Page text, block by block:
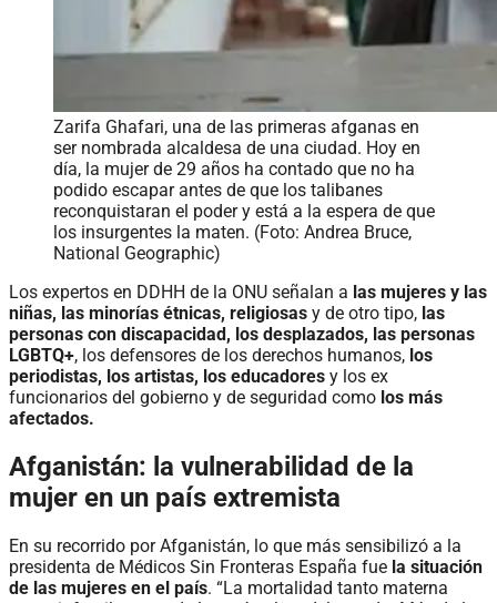
Zarifa Ghafari, una de las primeras afganas en
ser nombrada alcaldesa de una ciudad. Hoy en
día, la mujer de 29 años ha contado que no ha
podido escapar antes de que los talibanes
reconquistaran el poder y está a la espera de que
los insurgentes la maten. (Foto: Andrea Bruce,
National Geographic)
Los expertos en DDHH de la ONU señalan a las mujeres y las
niñas, las minorías étnicas, religiosas y de otro tipo, las
personas con discapacidad, los desplazados, las personas
LGBTQ+, los defensores de los derechos humanos, los
periodistas, los artistas, los educadores y los ex
funcionarios del gobierno y de seguridad como los más
afectados.
Afganistán: la vulnerabilidad de la
mujer en un país extremista
En su recorrido por Afganistán, lo que más sensibilizó a la
presidenta de Médicos Sin Fronteras España fue la situación
de las mujeres en el país. “La mortalidad tanto materna